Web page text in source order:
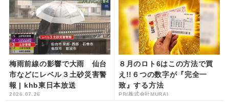
梅雨前線の影響で大雨 仙台
市などにレベル３土砂災害警
報 | khb東日本放送
2026.07.26
８月のロト6はこの方法で買
え!!６つの数字が『完全一
致』する方法
PR(株式会社MURA)